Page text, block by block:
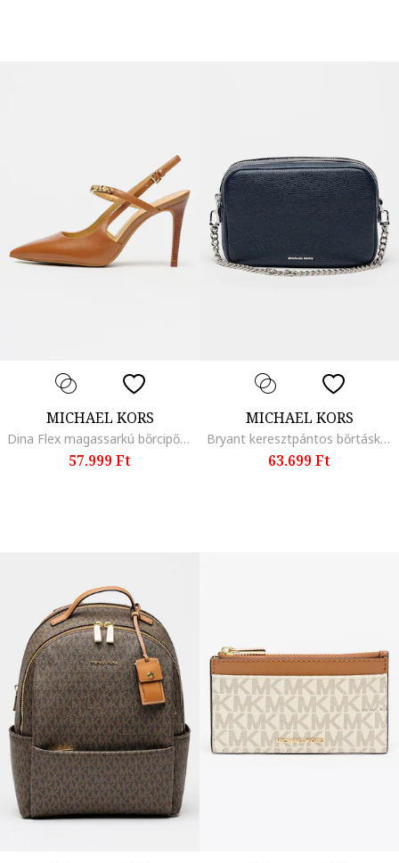
MICHAEL KORS
Dina Flex magassarkú bőrcipő, Karamellbarna
57.999 Ft
MICHAEL KORS
Bryant keresztpántos bőrtáska, Sötétkék
63.699 Ft